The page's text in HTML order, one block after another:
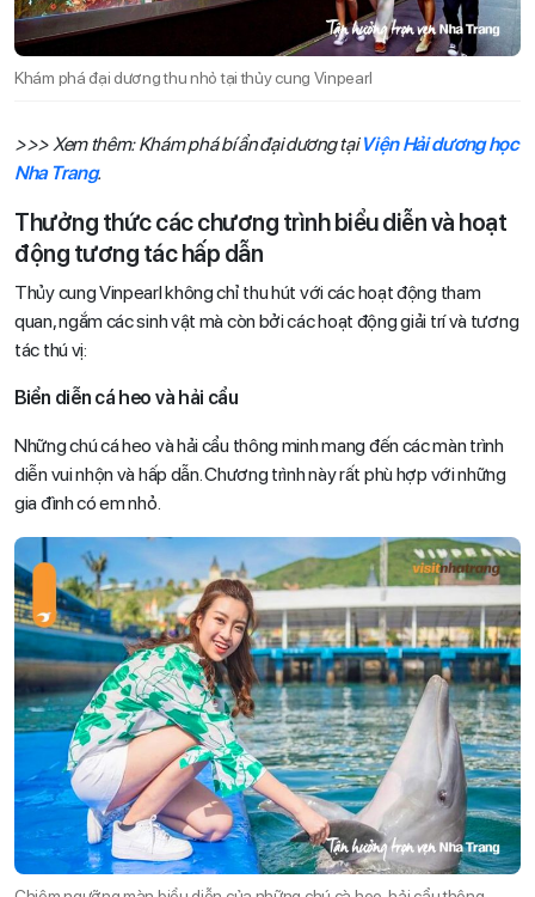
Khám phá đại dương thu nhỏ tại thủy cung Vinpearl
>>> Xem thêm: Khám phá bí ẩn đại dương tạiViện Hải dương học
Nha Trang.
Thưởng thức các chương trình biểu diễn và hoạt
động tương tác hấp dẫn
Thủy cung Vinpearl không chỉ thu hút với các hoạt động tham
quan, ngắm các sinh vật mà còn bởi các hoạt động giải trí và tương
tác thú vị:
Biển diễn cá heo và hải cẩu
Những chú cá heo và hải cẩu thông minh mang đến các màn trình
diễn vui nhộn và hấp dẫn. Chương trình này rất phù hợp với những
gia đình có em nhỏ.